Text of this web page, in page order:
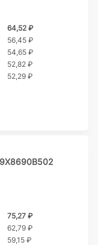
64,52 ₽
56,45 ₽
54,65 ₽
52,82 ₽
52,29 ₽
75,27 ₽
62,79 ₽
59,15 ₽